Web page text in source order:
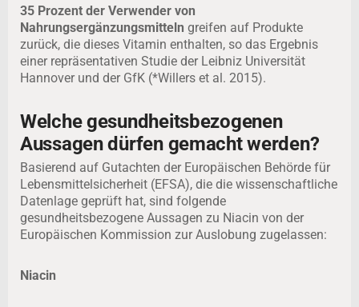
35 Prozent der Verwender von
Nahrungsergänzungsmitteln greifen auf Produkte
zurück, die dieses Vitamin enthalten, so das Ergebnis
einer repräsentativen Studie der Leibniz Universität
Hannover und der GfK (*Willers et al. 2015).
Welche gesundheitsbezogenen
Aussagen dürfen gemacht werden?
Basierend auf Gutachten der Europäischen Behörde für
Lebensmittelsicherheit (EFSA), die die wissenschaftliche
Datenlage geprüft hat, sind folgende
gesundheitsbezogene Aussagen zu Niacin von der
Europäischen Kommission zur Auslobung zugelassen:
Niacin